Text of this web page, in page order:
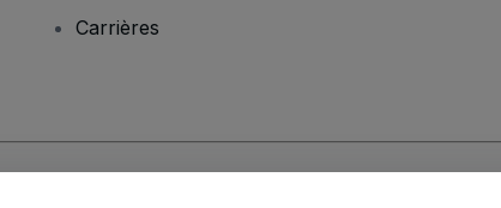
Carrières